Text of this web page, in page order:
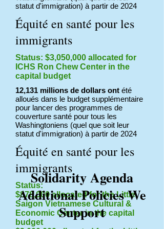
statut d'immigration) à partir de 2024
Équité en santé pour les
immigrants
Status: $3,050,000 allocated for
ICHS Ron Chew Center in the
capital budget
12,131 millions de dollars ont été
alloués dans le budget supplémentaire
pour lancer des programmes de
couverture santé pour tous les
Washingtoniens (quel que soit leur
statut d'immigration) à partir de 2024
Équité en santé pour les
immigrants
Status:
$878,000 allocated for the Little
Saigon Vietnamese Cultural &
Economic Center in the capital
budget
Solidarity Agenda
Additional Policies We
Support